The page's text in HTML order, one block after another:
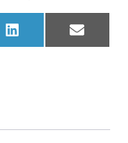
LinkedIn Email